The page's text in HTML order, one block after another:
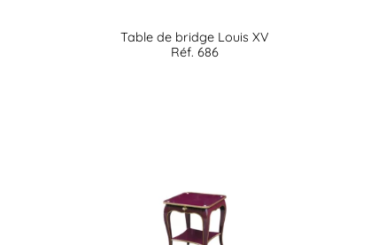
Table de bridge Louis XV
Réf. 686